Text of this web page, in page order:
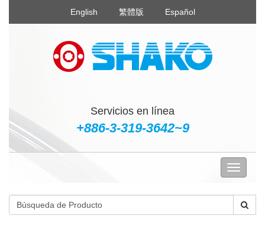
English 繁體版 Español
Servicios en línea
+886-3-319-3642~9